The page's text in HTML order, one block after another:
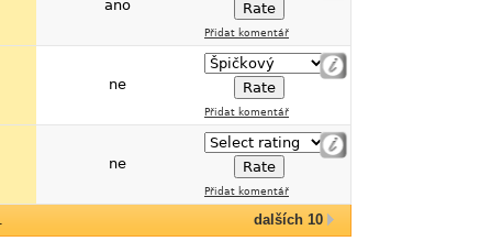
ano
Přidat komentář
ne
Přidat komentář
ne
Přidat komentář
dalších 10